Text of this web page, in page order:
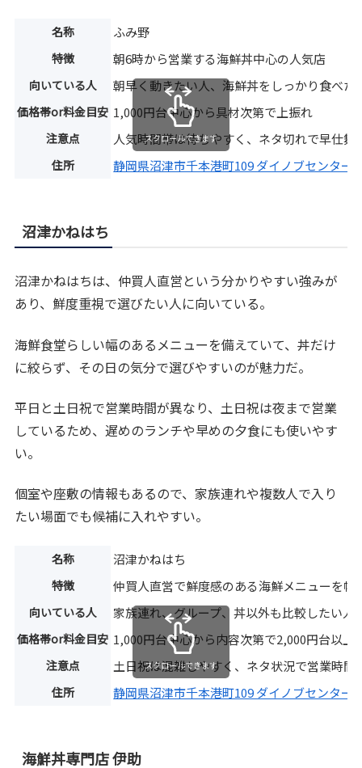
名称 ふみ野
特徴 朝6時から営業する海鮮丼中心の人気店
向いている人 朝早く動きたい人、海鮮丼をしっかり食べた
価格帯or料金目安 1,000円台中心から具材次第で上振れ
注意点 人気時間帯は待ちやすく、ネタ切れで早仕舞
住所 静岡県沼津市千本港町109 ダイノブセンター
スクロールできます
沼津かねはち
沼津かねはちは、仲買人直営という分かりやすい強みが
あり、鮮度重視で選びたい人に向いている。
海鮮食堂らしい幅のあるメニューを備えていて、丼だけ
に絞らず、その日の気分で選びやすいのが魅力だ。
平日と土日祝で営業時間が異なり、土日祝は夜まで営業
しているため、遅めのランチや早めの夕食にも使いやす
い。
個室や座敷の情報もあるので、家族連れや複数人で入り
たい場面でも候補に入れやすい。
名称 沼津かねはち
特徴 仲買人直営で鮮度感のある海鮮メニューを幅
向いている人 家族連れ、グループ、丼以外も比較したい人
価格帯or料金目安 1,000円台中心から内容次第で2,000円台以上
注意点 土日祝は混雑しやすく、ネタ状況で営業時間
住所 静岡県沼津市千本港町109 ダイノブセンター
スクロールできます
海鮮丼専門店 伊助